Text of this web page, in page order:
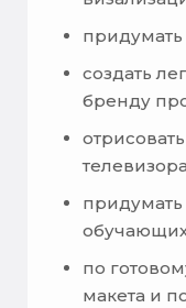
придумать
создать
бренду
телевизора
по
макета и